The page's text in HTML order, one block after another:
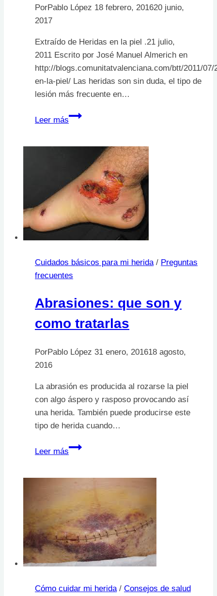
PorPablo López 18 febrero, 201620 junio,
2017
Extraído de Heridas en la piel .21 julio,
2011 Escrito por José Manuel Almerich en
http://blogs.comunitatvalenciana.com/btt/2011/07/
en-la-piel/ Las heridas son sin duda, el tipo de
lesión más frecuente en…
Leer más
Heridas
hacer?
Cuidados básicos para mi herida/ Preguntas
frecuentes
Abrasiones: que son y
como tratarlas
PorPablo López 31 enero, 201618 agosto,
2016
La abrasión es producida al rozarse la piel
con algo áspero y rasposo provocando así
una herida. También puede producirse este
tipo de herida cuando…
Leer más
Abrasiones:
tratarlas
Cómo cuidar mi herida / Consejos de salud